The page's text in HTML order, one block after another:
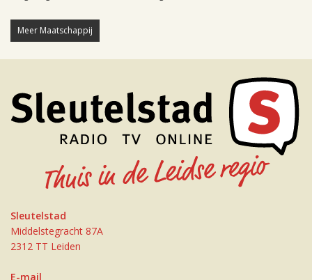
Meer Maatschappij
Sleutelstad
Middelstegracht 87A
2312 TT Leiden
E-mail